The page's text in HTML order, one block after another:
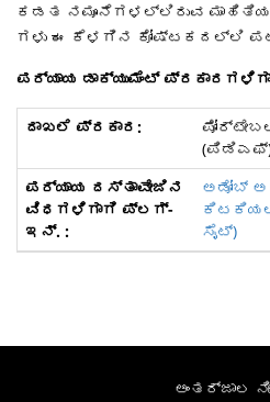
ಕಡತ ನಮೂನೆಗಳಲ್ಲಿರುವ
ಗಳು ಈ ಕೆಳಗಿನ ಕೋಷ್ಟಕದಲ್ಲಿ
ಪರ್ಯಾಯ ಡಾಕ್ಯುಮೆಂಟ್
ಅಡೋಬ್
ಸೈಟ್)
ಅಂತರ್ಜಾಲ